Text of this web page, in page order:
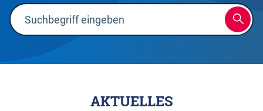
AKTUELLES